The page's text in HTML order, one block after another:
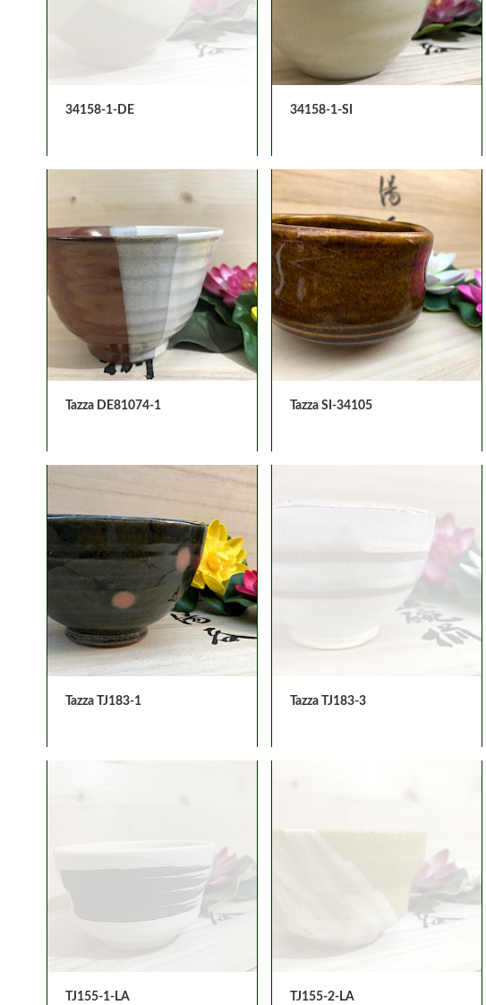
34158-1-DE 34158-1-SI
Tazza DE81074-1 Tazza SI-34105
Tazza TJ183-1 Tazza TJ183-3
TJ155-1-LA TJ155-2-LA